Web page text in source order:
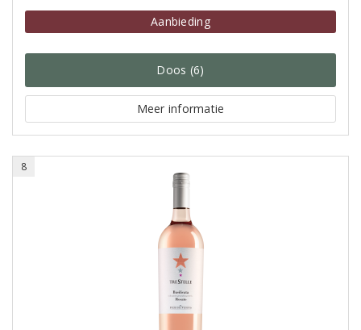
Aanbieding
Doos (6)
Meer informatie
8